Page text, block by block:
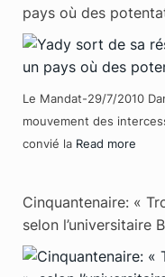
pays où des
Le Mandat-29/7/2010
mouvement des
convié la Read more
Cinquantenaire: «
selon l’universitaire